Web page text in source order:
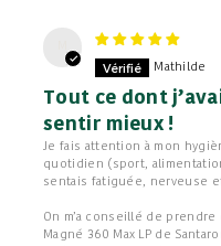
Mathilde
Tout ce dont
sentir mieux !
Je fais attention à mon
quotidien (sport,
sentais fatiguée, nerveuse
On m’a conseillé de
Magné 360 Max LP de